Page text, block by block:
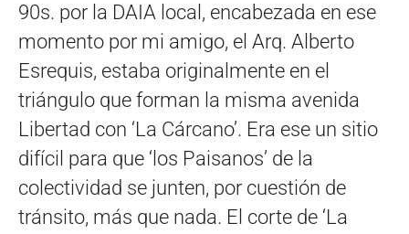
90s. por la DAIA local, encabezada en ese
momento por mi amigo, el Arq. Alberto
Esrequis, estaba originalmente en el
triángulo que forman la misma avenida
Libertad con ‘La Cárcano’. Era ese un sitio
difícil para que ‘los Paisanos’ de la
colectividad se junten, por cuestión de
tránsito, más que nada. El corte de ‘La